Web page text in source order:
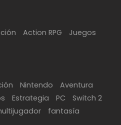
Action RPG Juegos
Nintendo
Aventura
Estrategia PC
Switch 2
fantasía